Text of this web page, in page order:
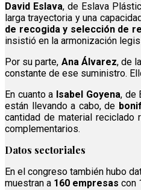
David Eslava, de Eslava
larga trayectoria y una
de recogida y selección de
insistió en la armonización
Por su parte, Ana Álvarez, de
constante de ese suministro.
En cuanto a Isabel Goyena, de
están llevando a cabo, de
cantidad de material
complementarios.
Datos sectoriales
En el congreso también hubo
muestran a 160 empresas con